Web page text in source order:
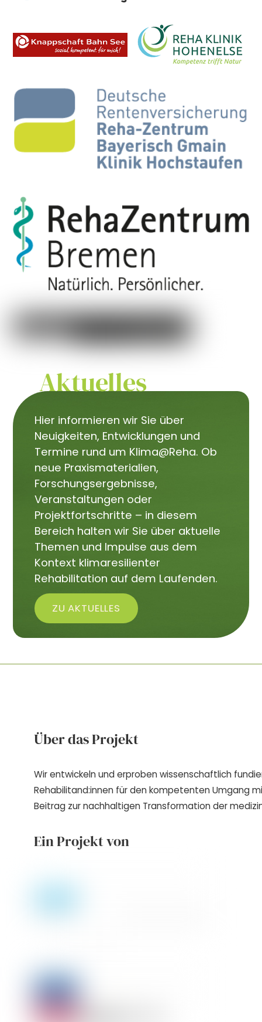
Aktuelles
Hier informieren wir Sie über
Neuigkeiten, Entwicklungen und
Termine rund um Klima@Reha. Ob
neue Praxismaterialien,
Forschungsergebnisse,
Veranstaltungen oder
Projektfortschritte – in diesem
Bereich halten wir Sie über aktuelle
Themen und Impulse aus dem
Kontext klimaresilienter
Rehabilitation auf dem Laufenden.
ZU AKTUELLES
Über das Projekt
Wir entwickeln und erproben wissenschaftlich
Rehabilitand:innen für den kompetenten Umgang
Beitrag zur nachhaltigen Transformation der
Ein Projekt von